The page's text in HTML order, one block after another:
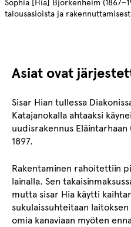
Sophia [Hia] Björkenheim
talousasioista ja
Asiat ovat
Sisar Hian tullessa
Katajanokalla ahtaaksi
uudisrakennus
1897.
Rakentaminen rahoitettiin
lainalla. Sen
mutta sisar Hia käytti
sukulaissuhteitaan
omia kanaviaan myöten